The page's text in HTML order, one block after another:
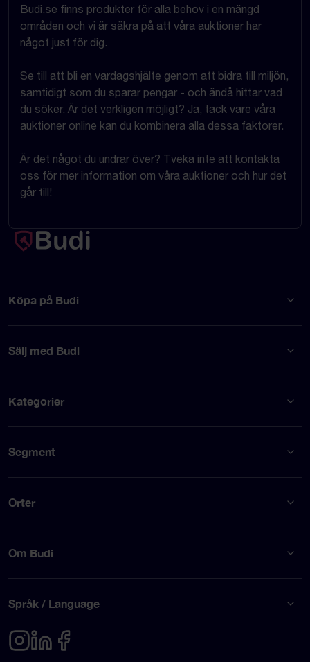
Budi.se finns produkter för alla behov i en mängd
områden och vi är säkra på att våra auktioner har
något just för dig.
Se till att bli en vardagshjälte genom att bidra till miljön,
samtidigt som du sparar pengar - och ändå hittar vad
du söker. Är det verkligen möjligt? Ja, tack vare våra
auktioner online kan du kombinera alla dessa faktorer.
Är det något du undrar över? Tveka inte att kontakta
oss för mer information om våra auktioner och hur det
går till!
Köpa på Budi
Sälj med Budi
Kategorier
Segment
Orter
Om Budi
Språk / Language